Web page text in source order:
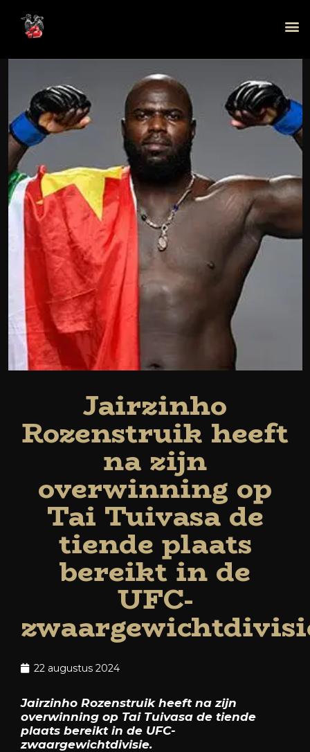
Jairzinho
Rozenstruik heeft
na zijn
overwinning op
Tai Tuivasa de
tiende plaats
bereikt in de
UFC-
22 augustus 2024
Jairzinho Rozenstruik heeft na zijn
overwinning op Tai Tuivasa de tiende
plaats bereikt in de UFC-
zwaargewichtdivisie.